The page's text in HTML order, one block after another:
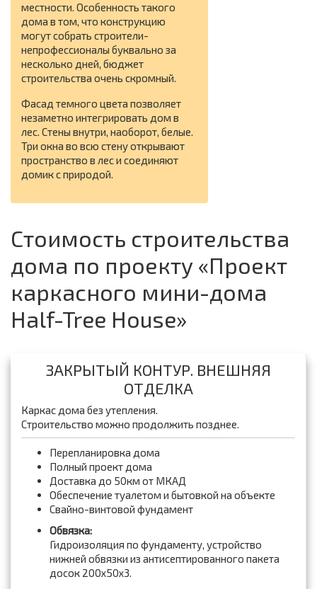
местности. Особенность такого
дома в том, что конструкцию
могут собрать строители-
непрофессионалы буквально за
несколько дней, бюджет
строительства очень скромный.
Фасад темного цвета позволяет
незаметно интегрировать дом в
лес. Стены внутри, наоборот, белые.
Три окна во всю стену открывают
пространство в лес и соединяют
домик с природой.
Стоимость строительства
дома по проекту «Проект
каркасного мини-дома
Half-Tree House»
ЗАКРЫТЫЙ КОНТУР. ВНЕШНЯЯ
ОТДЕЛКА
Каркас дома без утепления.
Строительство можно продолжить позднее.
Перепланировка дома
Полный проект дома
Доставка до 50км от МКАД
Обеспечение туалетом и бытовкой на объекте
Свайно-винтовой фундамент
Обвязка:
Гидроизоляция по фундаменту, устройство
нижней обвязки из антисептированного пакета
досок 200x50x3.